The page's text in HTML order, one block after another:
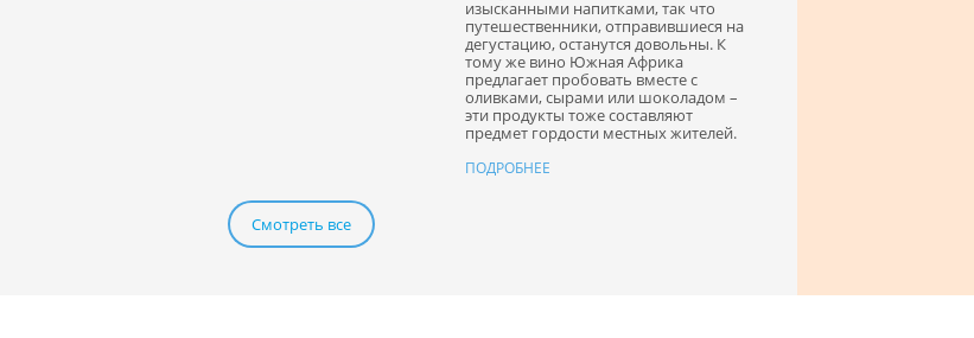
изысканными напитками, так что
путешественники, отправившиеся на
дегустацию, останутся довольны. К
тому же вино Южная Африка
предлагает пробовать вместе с
оливками, сырами или шоколадом –
эти продукты тоже составляют
предмет гордости местных жителей.
ПОДРОБНЕЕ
Смотреть все